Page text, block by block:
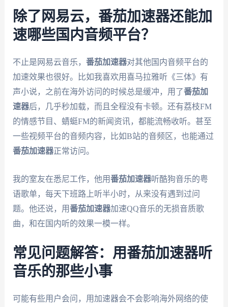
除了网易云，番茄加速器还能加
速哪些国内音频平台？
不止是网易云音乐， 番茄加速器对其他国内音频平台的
加速效果也很好。比如我喜欢用喜马拉雅听《三体》有
声小说，之前在海外访问的时候总是缓冲，用了番茄加
速器后，几乎秒加载，而且全程没有卡顿。还有荔枝FM
的情感节目、蜻蜓FM的新闻资讯，都能流畅收听。甚至
一些视频平台的音频内容，比如B站的音频区，也能通过
番茄加速器正常访问。
我的室友在悉尼工作，他用番茄加速器听酷狗音乐的粤
语歌单，每天下班路上听半小时，从来没有遇到过问
题。他还说，用番茄加速器加速QQ音乐的无损音质歌
曲，和在国内听的效果一模一样。
常见问题解答：用番茄加速器听
音乐的那些小事
可能有些用户会问，用加速器会不会影响海外网络的使